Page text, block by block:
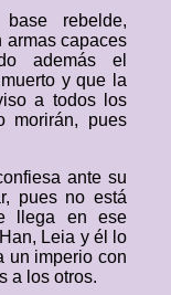
rebelde,
armas capaces
además el
y que la
a todos los
morirán, pues
ante su
pues no está
llega en ese
Leia y él lo
un imperio con
a los otros.